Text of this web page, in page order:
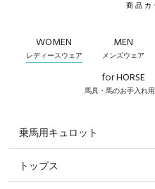
商品カ
WOMEN
レディースウェア
MEN
メンズウェア
for HORSE
馬具・馬のお手入れ
乗馬用キュロット
すべてのキュロット
トップス